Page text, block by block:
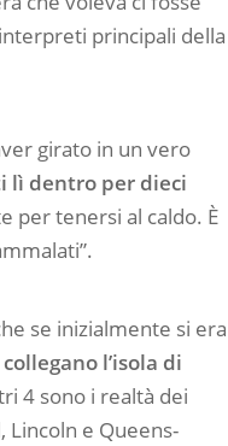
principali della
girato in un vero
lì dentro per dieci
per tenersi al caldo. È
se inizialmente si era
l’isola di
4 sono i realtà dei
e Queens-